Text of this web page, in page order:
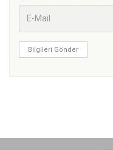
Bilgileri Gönder